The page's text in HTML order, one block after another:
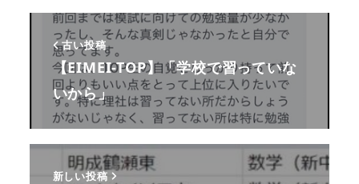
古い投稿
【EIMEI-TOP】「学校で習っていな
いから」
新しい投稿